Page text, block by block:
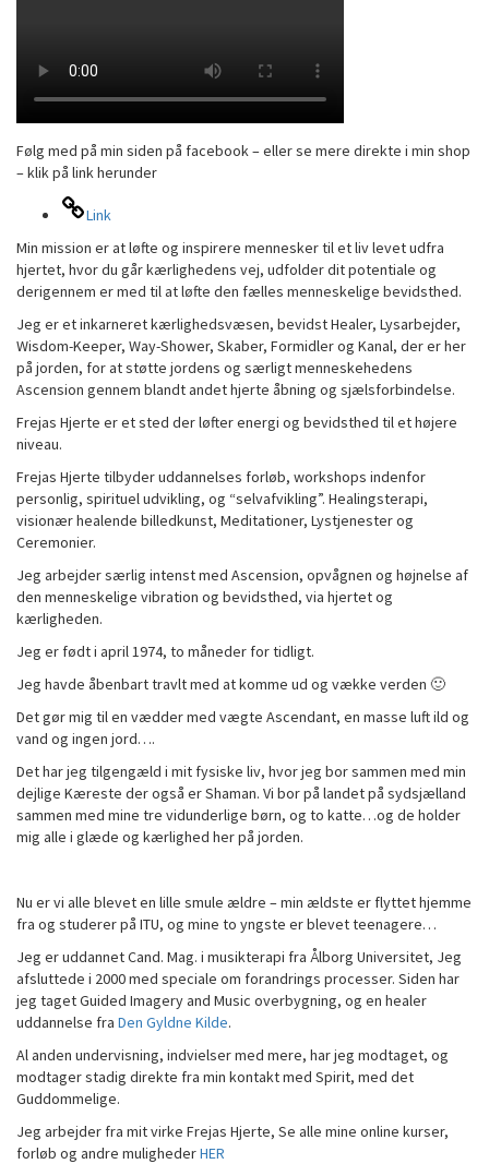
Følg med på min siden på facebook – eller se mere direkte i min shop
– klik på link herunder
Link
Min mission er at løfte og inspirere mennesker til et liv levet udfra
hjertet, hvor du går kærlighedens vej, udfolder dit potentiale og
derigennem er med til at løfte den fælles menneskelige bevidsthed.
Jeg er et inkarneret kærlighedsvæsen, bevidst Healer, Lysarbejder,
Wisdom-Keeper, Way-Shower, Skaber, Formidler og Kanal, der er her
på jorden, for at støtte jordens og særligt menneskehedens
Ascension gennem blandt andet hjerte åbning og sjælsforbindelse.
Frejas Hjerte er et sted der løfter energi og bevidsthed til et højere
niveau.
Frejas Hjerte tilbyder uddannelses forløb, workshops indenfor
personlig, spirituel udvikling, og “selvafvikling”. Healingsterapi,
visionær healende billedkunst, Meditationer, Lystjenester og
Ceremonier.
Jeg arbejder særlig intenst med Ascension, opvågnen og højnelse af
den menneskelige vibration og bevidsthed, via hjertet og
kærligheden.
Jeg er født i april 1974, to måneder for tidligt.
Jeg havde åbenbart travlt med at komme ud og vække verden 🙂
Det gør mig til en vædder med vægte Ascendant, en masse luft ild og
vand og ingen jord….
Det har jeg tilgengæld i mit fysiske liv, hvor jeg bor sammen med min
dejlige Kæreste der også er Shaman. Vi bor på landet på sydsjælland
sammen med mine tre vidunderlige børn, og to katte…og de holder
mig alle i glæde og kærlighed her på jorden.
Nu er vi alle blevet en lille smule ældre – min ældste er flyttet hjemme
fra og studerer på ITU, og mine to yngste er blevet teenagere…
Jeg er uddannet Cand. Mag. i musikterapi fra Ålborg Universitet, Jeg
afsluttede i 2000 med speciale om forandrings processer. Siden har
jeg taget Guided Imagery and Music overbygning, og en healer
uddannelse fra Den Gyldne Kilde.
Al anden undervisning, indvielser med mere, har jeg modtaget, og
modtager stadig direkte fra min kontakt med Spirit, med det
Guddommelige.
Jeg arbejder fra mit virke Frejas Hjerte, Se alle mine online kurser,
forløb og andre mulighederHER